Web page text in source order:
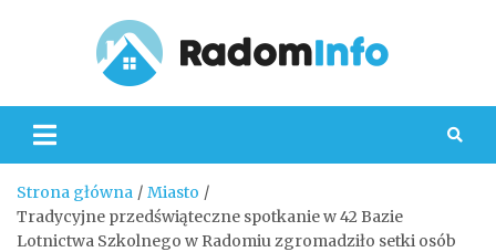
Strona główna
Miasto
Tradycyjne przedświąteczne spotkanie w 42 Bazie
Lotnictwa Szkolnego w Radomiu zgromadziło setki osób